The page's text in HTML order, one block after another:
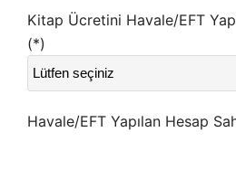
Kitap Ücretini Havale/EFT
(*)
Havale/EFT Yapılan Hesap